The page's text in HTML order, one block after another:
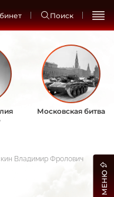
Поиск
Московская битва
Владимир Фролович
МЕНЮ